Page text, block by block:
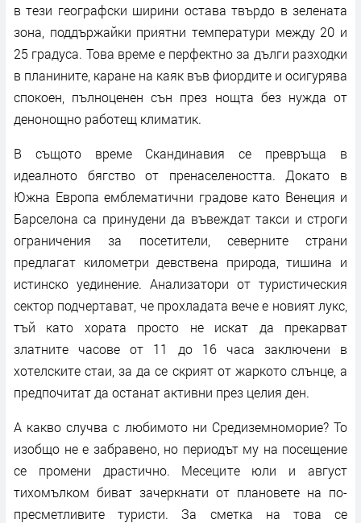
в тези географски ширини остава твърдо в зелената
зона, поддържайки приятни температури между 20 и
25 градуса. Това време е перфектно за дълги разходки
в планините, каране на каяк във фиордите и осигурява
спокоен, пълноценен сън през нощта без нужда от
денонощно работещ климатик.
В същото време Скандинавия се превръща в
идеалното бягство от пренаселеността. Докато в
Южна Европа емблематични градове като Венеция и
Барселона са принудени да въвеждат такси и строги
ограничения за посетители, северните страни
предлагат километри девствена природа, тишина и
истинско уединение. Анализатори от туристическия
сектор подчертават, че прохладата вече е новият лукс,
тъй като хората просто не искат да прекарват
златните часове от 11 до 16 часа заключени в
хотелските стаи, за да се скрият от жаркото слънце, а
предпочитат да останат активни през целия ден.
А какво случва с любимото ни Средиземноморие? То
изобщо не е забравено, но периодът му на посещение
се промени драстично. Месеците юли и август
тихомълком биват зачеркнати от плановете на по-
пресметливите туристи. За сметка на това се